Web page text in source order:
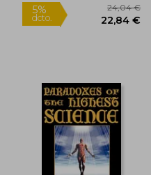
dcto.